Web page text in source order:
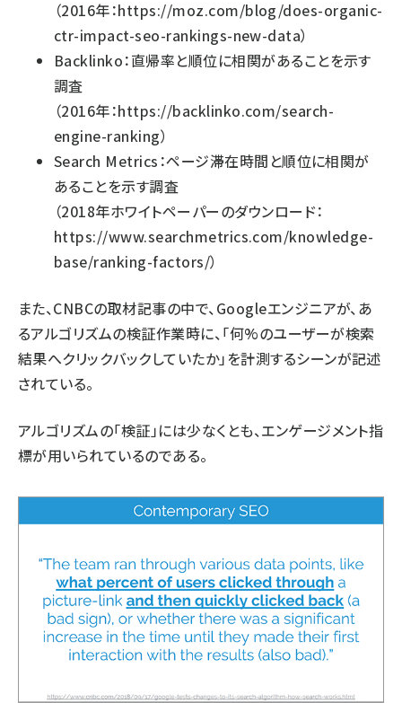
（2016年：https://moz.com/blog/does-organic-
ctr-impact-seo-rankings-new-data）
Backlinko：直帰率と順位に相関があることを示す
調査
（2016年：https://backlinko.com/search-
engine-ranking）
Search Metrics：ページ滞在時間と順位に相関が
あることを示す調査
（2018年ホワイトペーパーのダウンロード：
https://www.searchmetrics.com/knowledge-
base/ranking-factors/）
また、CNBCの取材記事の中で、Googleエンジニアが、あ
るアルゴリズムの検証作業時に、「何%のユーザーが検索
結果へクリックバックしていたか」を計測するシーンが記述
されている。
アルゴリズムの「検証」には少なくとも、エンゲージメント指
標が用いられているのである。